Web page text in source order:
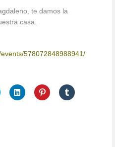
te damos la
casa.
578072848988941/